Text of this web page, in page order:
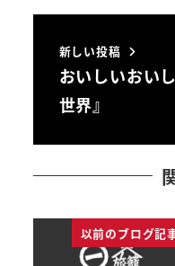
新しい投稿
おいしいおい
世界』
以前のブログ記